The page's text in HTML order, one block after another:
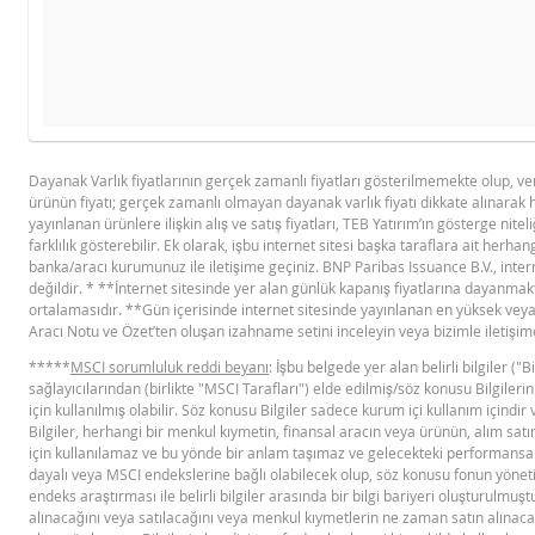
YASAL DOKÜMANLAR
BNPP SPK ONAYLI OZET (12 MAYIS
2026 IHRACI)
FIYAT BILGISI
Latest Product Quotes
GÖSTERGE FIYAT TABLOSU
Gösterge fiyat hesaplanamadı.
Dayanak Varlık fiyatlarının gerçek zamanlı fiyatları gösterilmemekte olup,
ürünün fiyatı; gerçek zamanlı olmayan dayanak varlık fiyatı dikkate
yayınlanan ürünlere ilişkin alış ve satış fiyatları, TEB Yatırım’ın gösterge
farklılık gösterebilir. Ek olarak, işbu internet sitesi başka taraflara ait
banka/aracı kurumunuz ile iletişime geçiniz. BNP Paribas Issuance B.V.,
değildir. * **İnternet sitesinde yer alan günlük kapanış fiyatlarına
ortalamasıdır. **Gün içerisinde internet sitesinde yayınlanan en yüksek
Aracı Notu ve Özet’ten oluşan izahname setini inceleyin veya bizimle
*****MSCI sorumluluk reddi beyanı: İşbu belgede yer alan belirli bilgiler
sağlayıcılarından (birlikte "MSCI Tarafları") elde edilmiş/söz konusu
için kullanılmış olabilir. Söz konusu Bilgiler sadece kurum içi kullanım
Bilgiler, herhangi bir menkul kıymetin, finansal aracın veya ürünün, alım
için kullanılamaz ve bu yönde bir anlam taşımaz ve gelecekteki
dayalı veya MSCI endekslerine bağlı olabilecek olup, söz konusu fonun
endeks araştırması ile belirli bilgiler arasında bir bilgi bariyeri
alınacağını veya satılacağını veya menkul kıymetlerin ne zaman satın